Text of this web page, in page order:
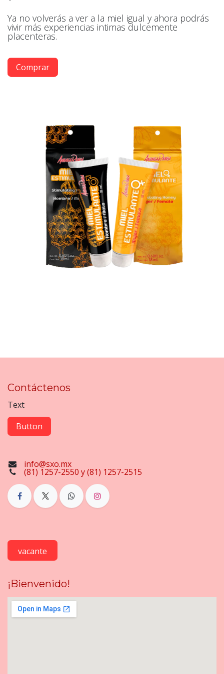
Ya no volverás a ver a la miel igual y ahora podrás
vivir más experiencias intimas dulcemente
placenteras.
Comprar
Contáctenos
Text
Button
info@sxo.mx
(81) 1257-2550 y (81) 1257-2515
vacante
¡Bienvenido!